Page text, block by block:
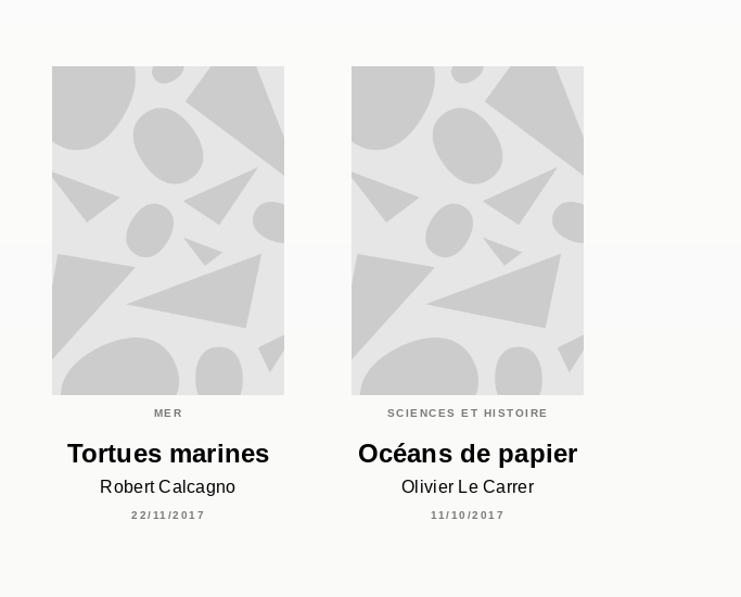
MER
Tortues marines
Robert Calcagno
22/11/2017
SCIENCES ET HISTOIRE
Océans de papier
Olivier Le Carrer
11/10/2017